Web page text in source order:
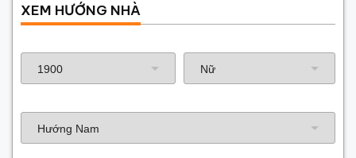
XEM HƯỚNG NHÀ